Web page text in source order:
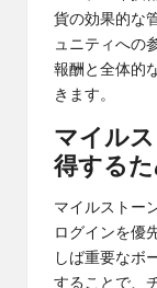
貨の効果的な
ュニティへの
報酬と全体的
きます。
マイル
得する
マイルストー
ログインを優
しば重要なボ
することで、